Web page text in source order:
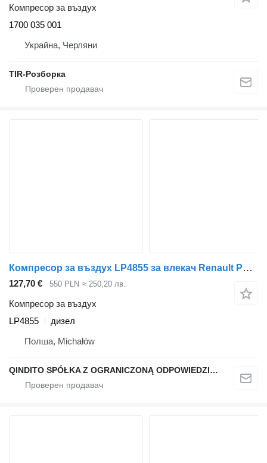
Компресор за въздух
1700 035 001
Украйна, Черляни
TIR-Розборка
Компресор за въздух LP4855 за влекач Renault PREMIUM DCI
127,70 € 550 PLN ≈ 250,20 лв.
Компресор за въздух
LP4855
дизел
Полша, Michałów
QINDITO SPÓŁKA Z OGRANICZONĄ ODPOWIEDZIALNOŚCIĄ